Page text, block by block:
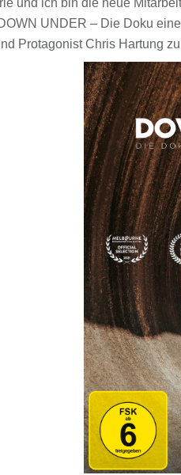
UNDER – Die Doku
Protagonist Chris Hartung